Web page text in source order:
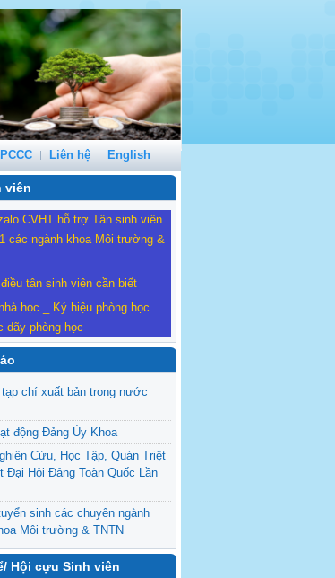
PCCC Liên hệ English
viên
CVHT hỗ trợ Tân sinh viên
các ngành khoa Môi trường &
tân sinh viên cần biết
học _ Ký hiệu phòng học
dãy phòng học
tạp chí xuất bản trong nước
động Đảng Ủy Khoa
Cứu, Học Tập, Quán Triệt
Đại Hội Đảng Toàn Quốc Lần
sinh các chuyên ngành
Môi trường & TNTN
of using cattle
biogas production: A case study
Hội cựu Sinh viên